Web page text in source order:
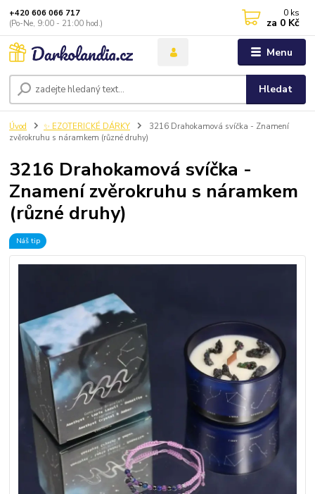
Menu
Hledat
+420 606 066 717
(Po-Ne, 9:00 - 21:00 hod.)
0 ks
za 0 Kč
Úvod ✨ EZOTERICKÉ DÁRKY
3216 Drahokamová svíčka - Znamení
zvěrokruhu s náramkem (různé druhy)
3216 Drahokamová svíčka -
Znamení zvěrokruhu s náramkem
(různé druhy)
Náš tip